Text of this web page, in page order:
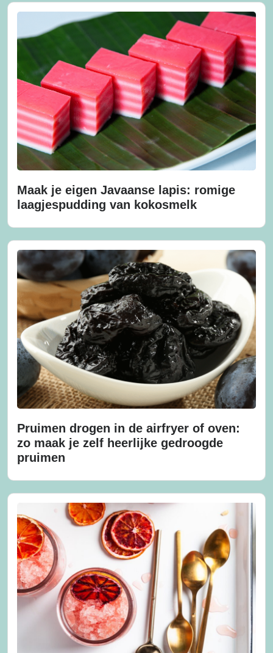
Maak je eigen Javaanse lapis: romige
laagjespudding van kokosmelk
Pruimen drogen in de airfryer of oven:
zo maak je zelf heerlijke gedroogde
pruimen